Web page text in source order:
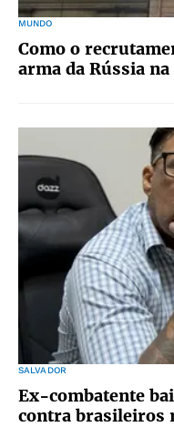
MUNDO
Como o
arma da Rússia
SALVADOR
Ex-combatente
contra brasileiros